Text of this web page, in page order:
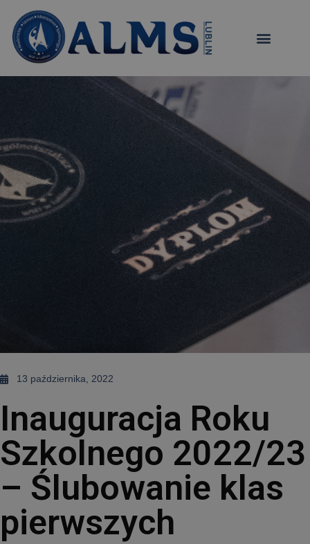
13 października, 2022
Inauguracja Roku
Szkolnego 2022/23
– Ślubowanie klas
pierwszych